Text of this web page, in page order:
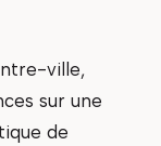
ville,
sur une
de